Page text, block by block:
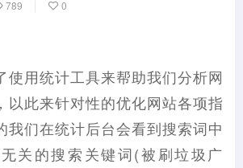
789 0
使用统计工具来帮助我们分析网
以此来针对性的优化网站各项指
我们在统计后台会看到搜索词中
关的搜索关键词(被刷垃圾广